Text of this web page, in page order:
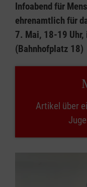
Infoabend für
ehrenamtlich für
7. Mai, 18-19
(Bahnhofplatz 18)
Artikel über